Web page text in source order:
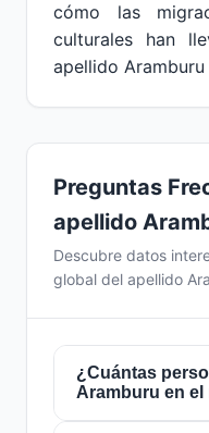
cómo las
culturales han
apellido
Preguntas
apellido
Descubre datos
global del apellido
¿Cuántas
Aramburu en el